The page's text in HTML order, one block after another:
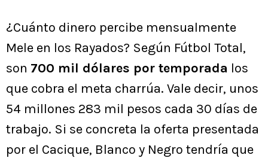
¿Cuánto dinero percibe mensualmente
Mele en los Rayados? Según Fútbol Total,
son 700 mil dólares por temporada los
que cobra el meta charrúa. Vale decir, unos
54 millones 283 mil pesos cada 30 días de
trabajo. Si se concreta la oferta presentada
por el Cacique, Blanco y Negro tendría que